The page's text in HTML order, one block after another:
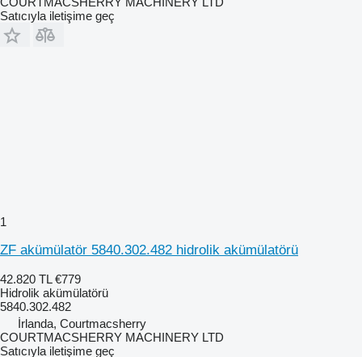
Satıcıyla iletişime geç
1
ZF akümülatör 5840.302.482 hidrolik akümülatörü
42.820 TL €779
Hidrolik akümülatörü
5840.302.482
İrlanda, Courtmacsherry
COURTMACSHERRY MACHINERY LTD
Satıcıyla iletişime geç